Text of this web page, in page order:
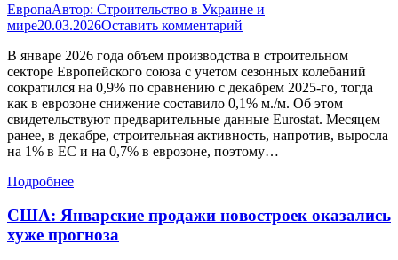
ЕвропаАвтор: Строительство в Украине и
мире20.03.2026Оставить комментарий
В январе 2026 года объем производства в строительном
секторе Европейского союза с учетом сезонных колебаний
сократился на 0,9% по сравнению с декабрем 2025-го, тогда
как в еврозоне снижение составило 0,1% м./м. Об этом
свидетельствуют предварительные данные Eurostat. Месяцем
ранее, в декабре, строительная активность, напротив, выросла
на 1% в ЕС и на 0,7% в еврозоне, поэтому…
Подробнее
США: Январские продажи новостроек оказались
хуже прогноза